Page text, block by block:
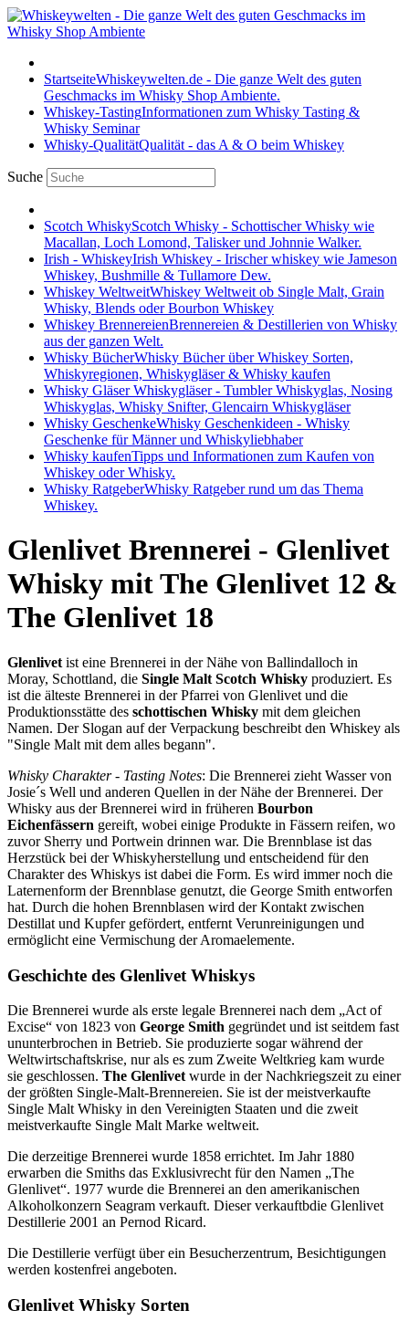
StartseiteWhiskeywelten.de - Die ganze Welt des guten
Geschmacks im Whisky Shop Ambiente.
Whiskey-TastingInformationen zum Whisky Tasting &
Whisky Seminar
Whisky-QualitätQualität - das A & O beim Whiskey
Suche
Scotch WhiskyScotch Whisky - Schottischer Whisky wie
Macallan, Loch Lomond, Talisker und Johnnie Walker.
Irish - WhiskeyIrish Whiskey - Irischer whiskey wie Jameson
Whiskey, Bushmille & Tullamore Dew.
Whiskey WeltweitWhiskey Weltweit ob Single Malt, Grain
Whisky, Blends oder Bourbon Whiskey
Whiskey BrennereienBrennereien & Destillerien von Whisky
aus der ganzen Welt.
Whisky BücherWhisky Bücher über Whiskey Sorten,
Whiskyregionen, Whiskygläser & Whisky kaufen
Whisky GläserWhiskygläser - Tumbler Whiskyglas, Nosing
Whiskyglas, Whisky Snifter, Glencairn Whiskygläser
Whisky GeschenkeWhisky Geschenkideen - Whisky
Geschenke für Männer und Whiskyliebhaber
Whisky kaufenTipps und Informationen zum Kaufen von
Whiskey oder Whisky.
Whisky RatgeberWhisky Ratgeber rund um das Thema
Whiskey.
Glenlivet Brennerei - Glenlivet
Whisky mit The Glenlivet 12 &
The Glenlivet 18
Glenlivet ist eine Brennerei in der Nähe von Ballindalloch in
Moray, Schottland, die Single Malt Scotch Whisky produziert. Es
ist die älteste Brennerei in der Pfarrei von Glenlivet und die
Produktionsstätte des schottischen Whisky mit dem gleichen
Namen. Der Slogan auf der Verpackung beschreibt den Whiskey als
"Single Malt mit dem alles begann".
Whisky Charakter - Tasting Notes: Die Brennerei zieht Wasser von
Josie´s Well und anderen Quellen in der Nähe der Brennerei. Der
Whisky aus der Brennerei wird in früheren Bourbon
Eichenfässern gereift, wobei einige Produkte in Fässern reifen, wo
zuvor Sherry und Portwein drinnen war. Die Brennblase ist das
Herzstück bei der Whiskyherstellung und entscheidend für den
Charakter des Whiskys ist dabei die Form. Es wird immer noch die
Laternenform der Brennblase genutzt, die George Smith entworfen
hat. Durch die hohen Brennblasen wird der Kontakt zwischen
Destillat und Kupfer gefördert, entfernt Verunreinigungen und
ermöglicht eine Vermischung der Aromaelemente.
Geschichte des Glenlivet Whiskys
Die Brennerei wurde als erste legale Brennerei nach dem „Act of
Excise“ von 1823 von George Smith gegründet und ist seitdem fast
ununterbrochen in Betrieb. Sie produzierte sogar während der
Weltwirtschaftskrise, nur als es zum Zweite Weltkrieg kam wurde
sie geschlossen. The Glenlivet wurde in der Nachkriegszeit zu einer
der größten Single-Malt-Brennereien. Sie ist der meistverkaufte
Single Malt Whisky in den Vereinigten Staaten und die zweit
meistverkaufte Single Malt Marke weltweit.
Die derzeitige Brennerei wurde 1858 errichtet. Im Jahr 1880
erwarben die Smiths das Exklusivrecht für den Namen „The
Glenlivet“. 1977 wurde die Brennerei an den amerikanischen
Alkoholkonzern Seagram verkauft. Dieser verkauftbdie Glenlivet
Destillerie 2001 an Pernod Ricard.
Die Destillerie verfügt über ein Besucherzentrum, Besichtigungen
werden kostenfrei angeboten.
Glenlivet Whisky Sorten